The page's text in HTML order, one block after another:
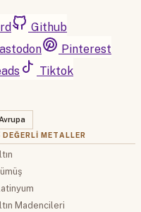
Github
Pinterest
Tiktok
DEĞERLI METALLER
Madencileri